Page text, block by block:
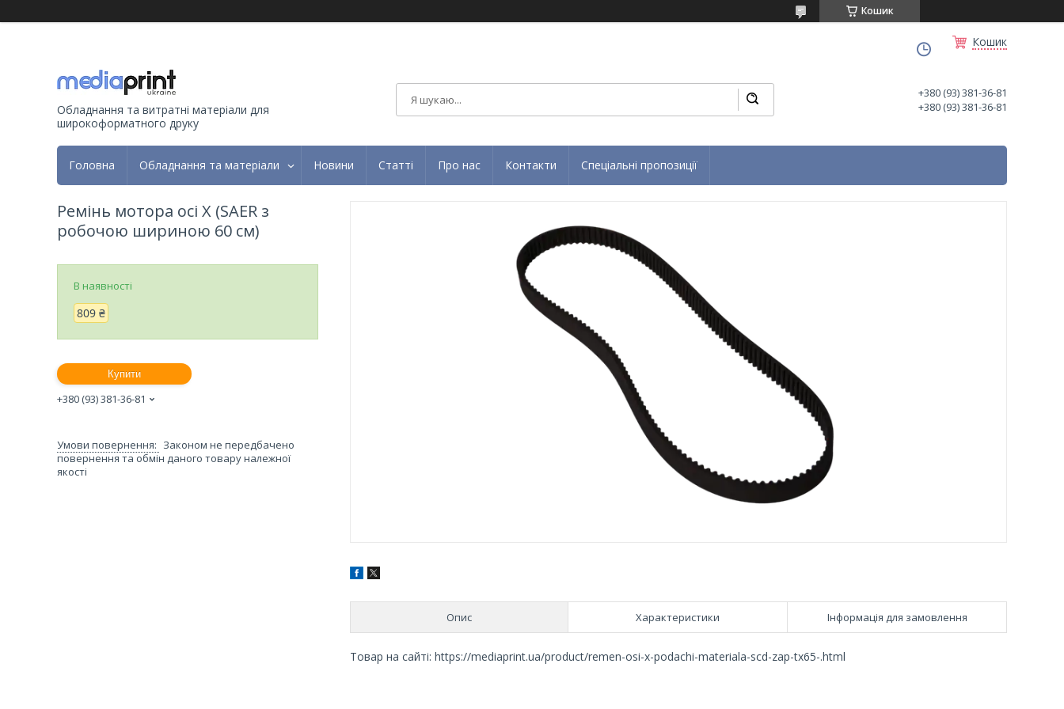
Кошик
Кошик
Обладнання та витратні матеріали для
широкоформатного друку
+380 (93) 381-36-81
+380 (93) 381-36-81
Головна Обладнання та матеріали Новини Статті Про нас Контакти Спеціальні пропозиції
Опис Характеристики Інформація для замовлення
Товар на сайті: https://mediaprint.ua/product/remen-osi-x-podachi-materiala-scd-zap-tx65-.html
Ремінь мотора осі X (SAER з
робочою шириною 60 см)
В наявності
809 ₴
Купити
+380 (93) 381-36-81
Законом не передбачено
повернення та обмін даного товару належної
якості